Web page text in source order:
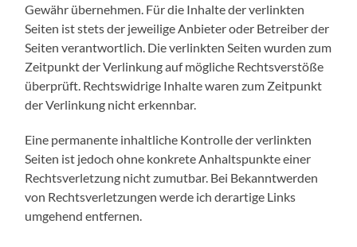
Gewähr übernehmen. Für die Inhalte der verlinkten
Seiten ist stets der jeweilige Anbieter oder Betreiber der
Seiten verantwortlich. Die verlinkten Seiten wurden zum
Zeitpunkt der Verlinkung auf mögliche Rechtsverstöße
überprüft. Rechtswidrige Inhalte waren zum Zeitpunkt
der Verlinkung nicht erkennbar.
Eine permanente inhaltliche Kontrolle der verlinkten
Seiten ist jedoch ohne konkrete Anhaltspunkte einer
Rechtsverletzung nicht zumutbar. Bei Bekanntwerden
von Rechtsverletzungen werde ich derartige Links
umgehend entfernen.